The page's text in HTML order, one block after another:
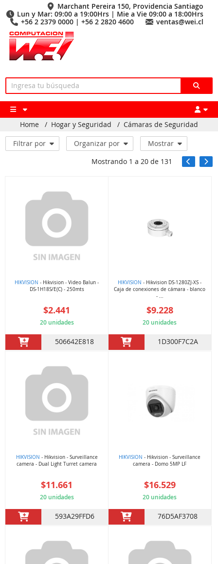
Marchant Pereira 150, Providencia Santiago
Lun y Mar: 09:00 a 19:00Hrs | Mie a Vie 09:00 a 18:00Hrs
+56 2 2379 0000 | +56 2 2820 4600
ventas@wei.cl
Home / Hogar y Seguridad / Cámaras de Seguridad
Filtrar por Organizar por
Mostrar
Mostrando 1 a 20de 131
HIKVISION - Hikvision - Video Balun -
DS-1H18S/E(C) - 250mts
$2.441
20 unidades
506642E818
HIKVISION - Hikvision DS-1280ZJ-XS -
Caja de conexiones de cámara - blanco
- ...
$9.228
20 unidades
1D300F7C2A
HIKVISION - Hikvision - Surveillance
camera - Dual Light Turret camera
$11.661
20 unidades
593A29FFD6
HIKVISION - Hikvision - Surveillance
camera - Domo 5MP LF
$16.529
20 unidades
76D5AF3708